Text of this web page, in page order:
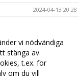
2024-04-13 20:28
2024-03-29 20:25
2024-03-26 21:24
2024-03-26 20:23
vi nödvändiga
stänga av.
t.ex. för
om du vill